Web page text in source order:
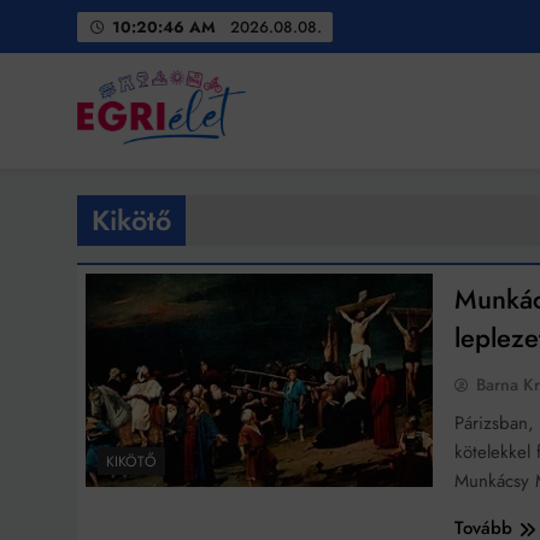
10:20:47 AM 2026.08.08.
Egri Élet
Kikötő
KIKÖTŐ
Barna
kötelekkel
Munkácsy
Tovább